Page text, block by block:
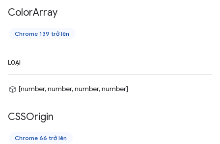
ColorArray
Chrome 139 trở lên
LOẠI
[number, number, number, number]
CSSOrigin
Chrome 66 trở lên